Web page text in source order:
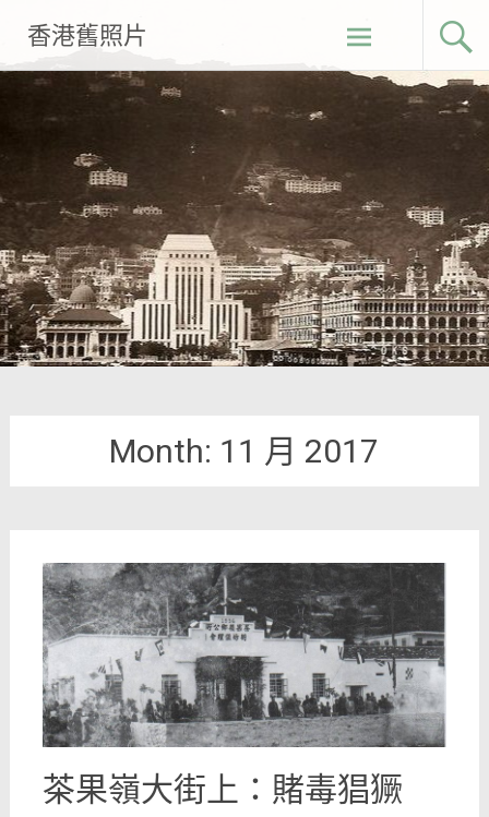
content
香港舊照片
Month: 11 月 2017
茶果嶺大街上：賭毒猖獗